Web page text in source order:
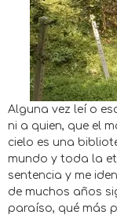
Alguna vez leí o
ni a quien, que el
cielo es una
mundo y toda la
sentencia y me
de muchos años
paraíso, qué más